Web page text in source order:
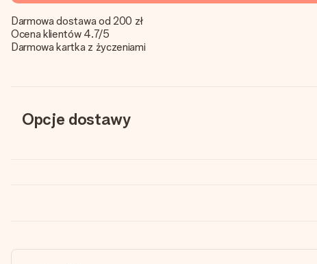
Darmowa dostawa od 200 zł
Ocena klientów 4.7/5
Darmowa kartka z życzeniami
Opcje dostawy